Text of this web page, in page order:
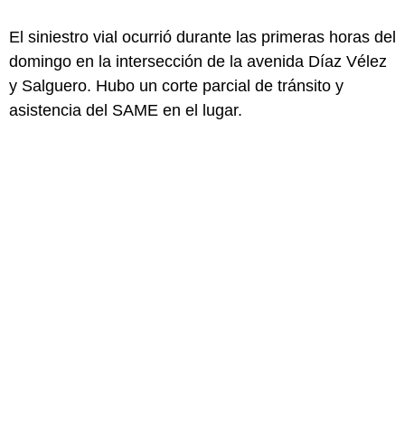
El siniestro vial ocurrió durante las primeras horas del
domingo en la intersección de la avenida Díaz Vélez
y Salguero. Hubo un corte parcial de tránsito y
asistencia del SAME en el lugar.